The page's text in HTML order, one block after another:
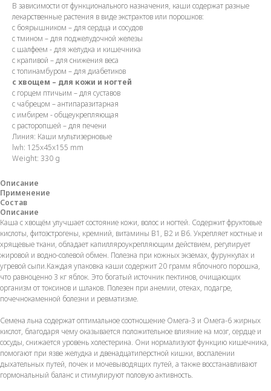
В зависимости от функционального назначения, каши содержат разные
лекарственные растения в виде экстрактов или порошков:
с боярышником – для сердца и сосудов
с тмином – для поджелудочной железы
с шалфеем - для желудка и кишечника
с крапивой – для снижения веса
с топинамбуром – для диабетиков
с хвощем – для кожи и ногтей
с горцем птичьим – для суставов
с чабрецом – антипаразитарная
с имбирем - общеукрепляющая
с расторопшей – для печени
Линия: Каши мультизерновые
lwh: 125x45x155 mm
Weight: 330 g
Описание
Применение
Состав
Описание
Каша с хвощём улучшает состояние кожи, волос и ногтей. Содержит фруктовые
кислоты, фитоэстрогены, кремний, витамины В1, В2 и В6. Укрепляет костные и
хрящевые ткани, обладает капилляроукрепляющим действием, регулирует
жировой и водно-солевой обмен. Полезна при кожных экземах, фурункулах и
угревой сыпи.Каждая упаковка каши содержит 20 грамм яблочного порошка,
что равноценно 3 кг яблок. Это богатый источник пектинов, очищающих
организм от токсинов и шлаков. Полезен при анемии, отеках, подагре,
почечнокаменной болезни и ревматизме.
Семена льна содержат оптимальное соотношение Омега-3 и Омега-6 жирных
кислот, благодаря чему оказывается положительное влияние на мозг, сердце и
сосуды, снижается уровень холестерина. Они нормализуют функцию кишечника,
помогают при язве желудка и двенадцатиперстной кишки, воспалении
дыхательных путей, почек и мочевыводящих путей, а также восстанавливают
гормональный баланс и стимулируют половую активность.